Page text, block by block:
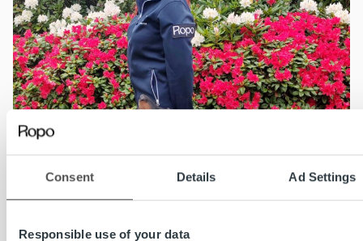
Consent Details Ad Settings
Responsible use of your data